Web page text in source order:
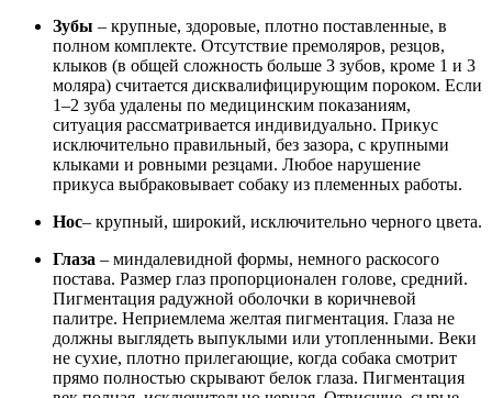
Зубы – крупные, здоровые, плотно поставленные, в
полном комплекте. Отсутствие премоляров, резцов,
клыков (в общей сложность больше 3 зубов, кроме 1 и 3
моляра) считается дисквалифицирующим пороком. Если
1–2 зуба удалены по медицинским показаниям,
ситуация рассматривается индивидуально. Прикус
исключительно правильный, без зазора, с крупными
клыками и ровными резцами. Любое нарушение
прикуса выбраковывает собаку из племенных работы.
Нос– крупный, широкий, исключительно черного цвета.
Глаза – миндалевидной формы, немного раскосого
постава. Размер глаз пропорционален голове, средний.
Пигментация радужной оболочки в коричневой
палитре. Неприемлема желтая пигментация. Глаза не
должны выглядеть выпуклыми или утопленными. Веки
не сухие, плотно прилегающие, когда собака смотрит
прямо полностью скрывают белок глаза. Пигментация